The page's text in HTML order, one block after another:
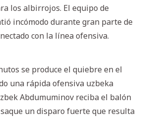
los albirrojos. El equipo de
incómodo durante gran parte de
con la línea ofensiva.
se produce el quiebre en el
una rápida ofensiva uzbeka
Abdumuminov reciba el balón
un disparo fuerte que resulta